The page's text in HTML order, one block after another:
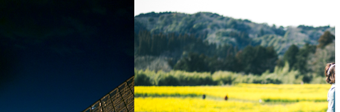
2018.02.22ロケーション